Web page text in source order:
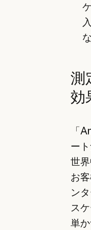
測
効
「
ー
世
お
ン
ス
単